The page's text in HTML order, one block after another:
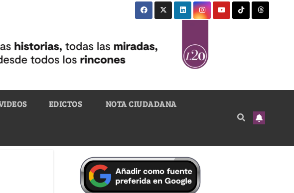
EDICTOS NOTA CIUDADANA